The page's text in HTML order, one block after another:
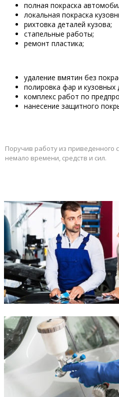
полная покраска
локальная покраска
рихтовка деталей кузова;
стапельные работы;
ремонт пластика;
удаление вмятин без
полировка фар и кузовных
комплекс работ по
нанесение защитного
Поручив работу из приведенного
немало времени, средств и сил.